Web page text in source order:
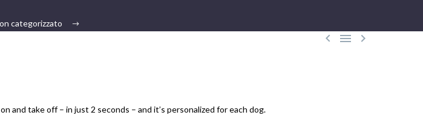
categorizzato
  
and take off – in just 2 seconds – and it’s personalized for each dog.